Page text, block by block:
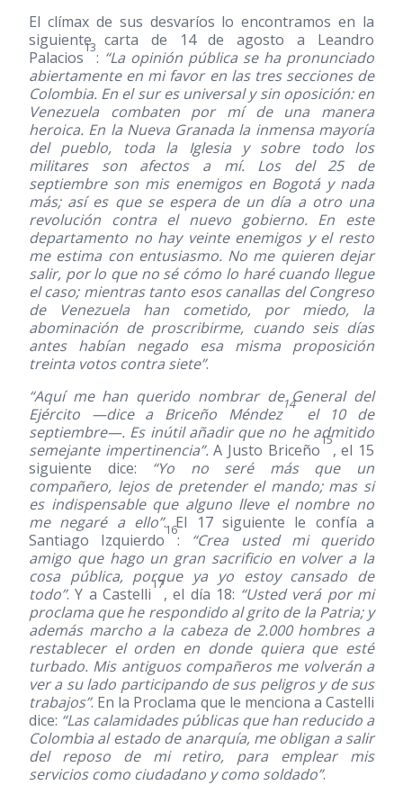
El clímax de sus desvaríos lo encontramos en la
siguiente carta de 14 de agosto a Leandro
Palacios
13
: “La opinión pública se ha pronunciado
abiertamente en mi favor en las tres secciones de
Colombia. En el sur es universal y sin oposición: en
Venezuela combaten por mí de una manera
heroica. En la Nueva Granada la inmensa mayoría
del pueblo, toda la Iglesia y sobre todo los
militares son afectos a mí. Los del 25 de
septiembre son mis enemigos en Bogotá y nada
más; así es que se espera de un día a otro una
revolución contra el nuevo gobierno. En este
departamento no hay veinte enemigos y el resto
me estima con entusiasmo. No me quieren dejar
salir, por lo que no sé cómo lo haré cuando llegue
el caso; mientras tanto esos canallas del Congreso
de Venezuela han cometido, por miedo, la
abominación de proscribirme, cuando seis días
antes habían negado esa misma proposición
treinta votos contra siete”.
“Aquí me han querido nombrar de General del
Ejército —dice a Briceño Méndez
14
el 10 de
septiembre—. Es inútil añadir que no he admitido
semejante impertinencia”. A Justo Briceño
15
, el 15
siguiente dice: “Yo no seré más que un
compañero, lejos de pretender el mando; mas si
es indispensable que alguno lleve el nombre no
me negaré a ello”. El 17 siguiente le confía a
Santiago Izquierdo
16
: “Crea usted mi querido
amigo que hago un gran sacrificio en volver a la
cosa pública, porque ya yo estoy cansado de
todo”. Y a Castelli
17
, el día 18: “Usted verá por mi
proclama que he respondido al grito de la Patria; y
además marcho a la cabeza de 2.000 hombres a
restablecer el orden en donde quiera que esté
turbado. Mis antiguos compañeros me volverán a
ver a su lado participando de sus peligros y de sus
trabajos”. En la Proclama que le menciona a Castelli
dice: “Las calamidades públicas que han reducido a
Colombia al estado de anarquía, me obligan a salir
del reposo de mi retiro, para emplear mis
servicios como ciudadano y como soldado”.